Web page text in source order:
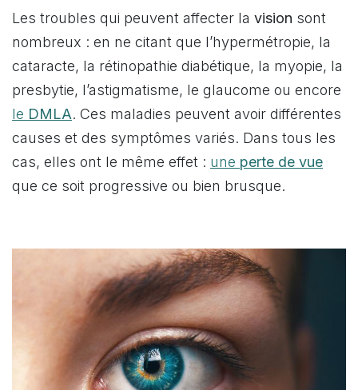
Les troubles qui peuvent affecter la vision sont
nombreux : en ne citant que l’hypermétropie, la
cataracte, la rétinopathie diabétique, la myopie, la
presbytie, l’astigmatisme, le glaucome ou encore
le DMLA. Ces maladies peuvent avoir différentes
causes et des symptômes variés. Dans tous les
cas, elles ont le même effet : une perte de vue
que ce soit progressive ou bien brusque.